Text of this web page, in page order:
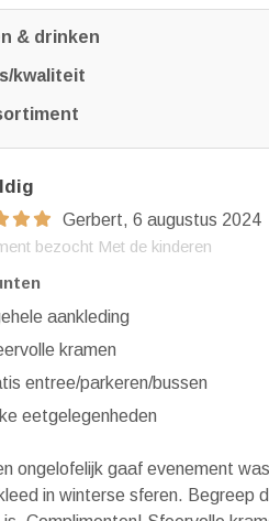
& drinken
kwaliteit
Gerbert, 6 augustus 2024
bezocht Met de kinderen
aankleding
kramen
entree/parkeren/bussen
eetgelegenheden
ongelofelijk gaaf evenement
in winterse sferen. Begreep